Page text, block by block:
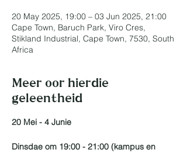
20 May 2025, 19:00 – 03 Jun 2025, 21:00
Cape Town, Baruch Park, Viro Cres,
Stikland Industrial, Cape Town, 7530, South
Africa
Meer oor hierdie
geleentheid
20 Mei - 4 Junie
Dinsdae om 19:00 - 21:00 (kampus en